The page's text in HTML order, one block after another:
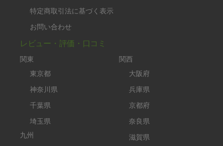
特定商取引法に基づく表示
お問い合わせ
レビュー・評価・口コミ
関東
東京都
神奈川県
千葉県
埼玉県
九州
関西
大阪府
兵庫県
京都府
奈良県
滋賀県